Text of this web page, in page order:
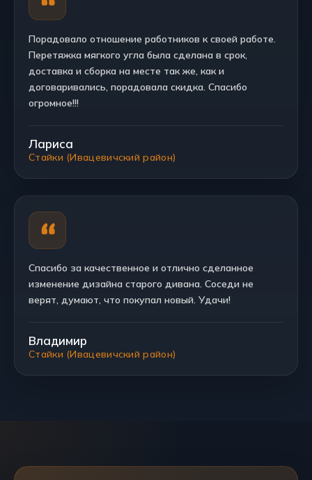
Порадовало отношение работников к своей работе.
Перетяжка мягкого угла была сделана в срок,
доставка и сборка на месте так же, как и
договаривались, порадовала скидка. Спасибо
огромное!!!
Лариса
Стайки (Ивацевичский район)
Спасибо за качественное и отлично сделанное
изменение дизайна старого дивана. Соседи не
верят, думают, что покупал новый. Удачи!
Владимир
Стайки (Ивацевичский район)